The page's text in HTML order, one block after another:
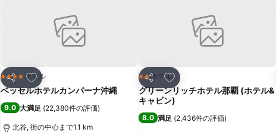
シェア
お気に入りに追加
4 ホテルのランク
ホテル
ベッセルホテルカンパーナ沖縄
9.0 大満足 (22,380件の評価)
北谷, 街の中心まで1.1 km
シェア
お気に入りに追加
2 ホテルのランク
ホテル
グリーンリッチホテル那覇 (ホテル&
キャビン)
8.0 満足 (2,436件の評価)